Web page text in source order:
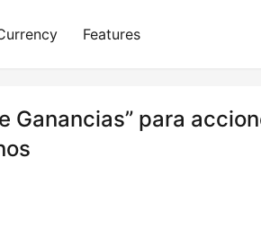
Features
Ganancias” para